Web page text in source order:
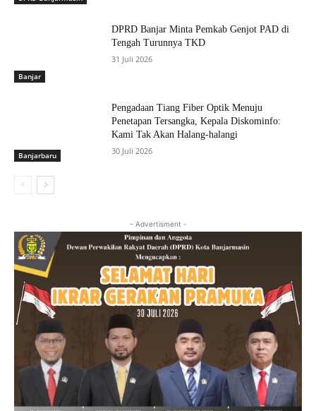
Banjar
DPRD Banjar Minta Pemkab Genjot PAD di
Tengah Turunnya TKD
31 Juli 2026
Banjarbaru
Pengadaan Tiang Fiber Optik Menuju
Penetapan Tersangka, Kepala Diskominfo:
Kami Tak Akan Halang-halangi
30 Juli 2026
- Advertisment -